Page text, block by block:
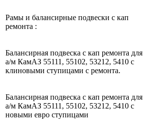
Рамы и балансирные подвески с кап
ремонта :
Балансирная подвеска с кап ремонта для
а/м КамАЗ 55111, 55102, 53212, 5410 с
клиновыми ступицами с ремонта.
Балансирная подвеска с кап ремонта для
а/м КамАЗ 55111, 55102, 53212, 5410 с
новыми евро ступицами